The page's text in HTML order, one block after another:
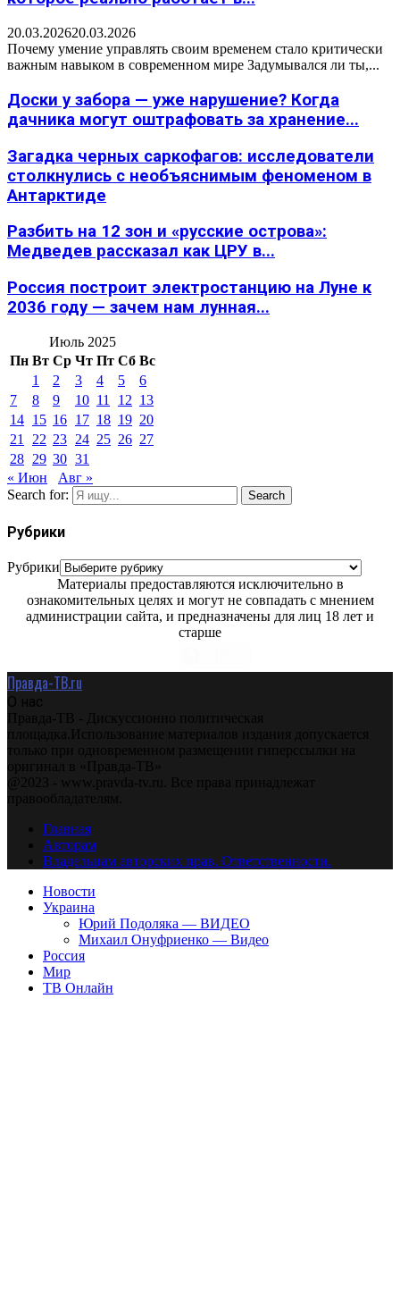
20.03.202620.03.2026
Почему умение управлять своим временем стало критически
важным навыком в современном мире Задумывался ли ты,...
Доски у забора — уже нарушение? Когда
дачника могут оштрафовать за хранение...
Загадка черных саркофагов: исследователи
столкнулись с необъяснимым феноменом в
Антарктиде
Разбить на 12 зон и «русские острова»:
Медведев рассказал как ЦРУ в...
Россия построит электростанцию на Луне к
2036 году — зачем нам лунная...
Июль 2025
Пн Вт Ср Чт Пт Сб Вс
1
2 3 4 5
6
7
8 9 10 11 12 13
14 15 16 17 18 19 20
21
22 23 24 25 26 27
28 29 30 31
« Июн
Авг »
Search for:
Search
Рубрики
Рубрики
Материалы предоставляются исключительно в
ознакомительных целях и могут не совпадать с мнением
администрации сайта, и предназначены для лиц 18 лет и
старше
Правда-ТВ.ru
О нас
Правда-ТВ - Дискуссионно политическая
площадка.Использование материалов издания допускается
только при одновременном размещении гиперссылки на
оригинал в «Правда-ТВ»
@2023 - www.pravda-tv.ru. Все права принадлежат
правообладателям.
Главная
Авторам
Владельцам авторских прав. Ответственности.
Новости
Украина
Юрий Подоляка — ВИДЕО
Михаил Онуфриенко — Видео
Россия
Мир
ТВ Онлайн